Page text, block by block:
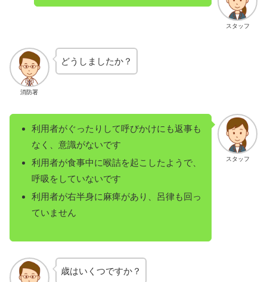
スタッフ
消防署
どうしましたか？
スタッフ
利用者がぐったりして呼びかけにも返事も
なく、意識がないです
利用者が食事中に喉詰を起こしたようで、
呼吸をしていないです
利用者が右半身に麻痺があり、呂律も回っ
ていません
歳はいくつですか？